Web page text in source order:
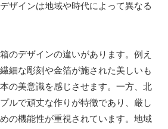
ザインは地域や時代によって異なる
のデザインの違いがあります。例え
細な彫刻や金箔が施された美しいも
の美意識を感じさせます。一方、北
ルで頑丈な作りが特徴であり、厳し
の機能性が重視されています。地域